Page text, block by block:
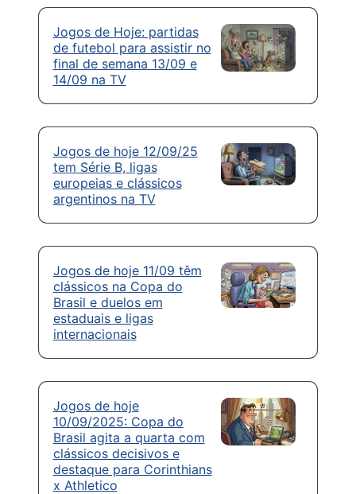
Jogos de Hoje: partidas
de futebol para assistir no
final de semana 13/09 e
14/09 na TV
Jogos de hoje 12/09/25
tem Série B, ligas
europeias e clássicos
argentinos na TV
Jogos de hoje 11/09 têm
clássicos na Copa do
Brasil e duelos em
estaduais e ligas
internacionais
Jogos de hoje
10/09/2025: Copa do
Brasil agita a quarta com
clássicos decisivos e
destaque para Corinthians
x Athletico